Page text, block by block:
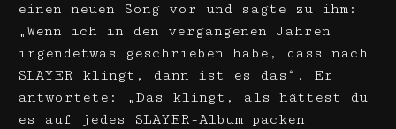
einen neuen Song vor und sagte zu ihm:
„Wenn ich in den vergangenen Jahren
irgendetwas geschrieben habe, dass nach
SLAYER klingt, dann ist es das“. Er
antwortete: „Das klingt, als hättest du
es auf jedes SLAYER-Album packen